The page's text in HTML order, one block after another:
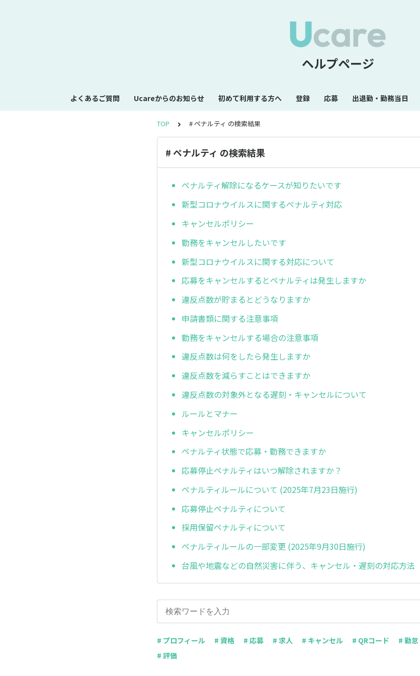
ヘルプページ
よくあるご質問 Ucareからのお知らせ 初めて利用する方へ 登録 応募 出退勤・勤務当日
TOP # ペナルティ の検索結果
# ペナルティ の検索結果
ペナルティ解除になるケースが知りたいです
新型コロナウイルスに関するペナルティ対応
キャンセルポリシー
勤務をキャンセルしたいです
新型コロナウイルスに関する対応について
応募をキャンセルするとペナルティは発生しますか
違反点数が貯まるとどうなりますか
申請書類に関する注意事項
勤務をキャンセルする場合の注意事項
違反点数は何をしたら発生しますか
違反点数を減らすことはできますか
違反点数の対象外となる遅刻・キャンセルについて
ルールとマナー
キャンセルポリシー
ペナルティ状態で応募・勤務できますか
応募停止ペナルティはいつ解除されますか？
ペナルティルールについて (2025年7月23日施行)
応募停止ペナルティについて
採用保留ペナルティについて
ペナルティルールの一部変更 (2025年9月30日施行)
台風や地震などの自然災害に伴う、キャンセル・遅刻の対応方法
# プロフィール # 資格 # 応募 # 求人 # キャンセル # QRコード # 勤怠
# 評価